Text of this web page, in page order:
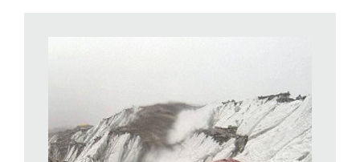
dopo quattro giorni di stretto razionamento del poco rimasto è
stato recuperato da una barca. Durante una visita a Chernobyl,
in Ucraina, Jack è invece rimasto coinvolto in manifestazioni di
protesta e per fortuna la polizia si è limitata a ordinargli di